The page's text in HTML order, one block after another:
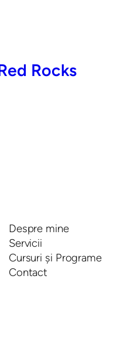
Rocks
Despre mine
Servicii
Cursuri și Programe
Contact